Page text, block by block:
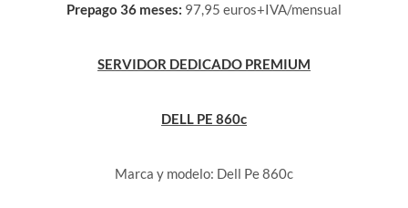
Prepago 36 meses: 97,95 euros+IVA/mensual
SERVIDOR DEDICADO PREMIUM
DELL PE 860c
Marca y modelo: Dell Pe 860c